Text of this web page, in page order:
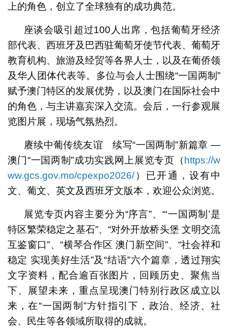
上的角色，创立了全球独有的成功典范。
座谈会吸引超过100人出席，包括葡萄牙经济
部代表、西班牙及巴西驻葡萄牙使节代表、葡萄牙
教育机构、旅游及经贸等各界人士，以及在葡侨领
及华人团体代表等。多位与会人士围绕“一国两制”
赋予澳门特区的发展优势，以及澳门在国际社会中
的角色，与主讲嘉宾深入交流。会后，一行参观展
览图片展，现场气氛热烈。
赓续中葡传统友谊 续写“一国两制”新篇章 —
澳门“一国两制”成功实践网上展览专页（ https://w
ww.gcs.gov.mo/cpexpo2026/）已开通，设有中
文、葡文、英文及西班牙文版本，欢迎公众浏览。
展览专页内容主要分为“序言”、“‘一国两制’是
特区繁荣稳定之基石”、“对外开放桥头堡 文明交流
互鉴窗口”、“横琴合作区 澳门新空间”、“社会祥和
稳定 实现美好生活”及“结语”六个篇章，透过翔实
文字资料，配合逾百张图片，回顾历史、聚焦当
下、展望未来，重点呈现澳门特别行政区成立以
来，在“一国两制”方针指引下，政治、经济、社
会、民生等各领域所取得的成就。